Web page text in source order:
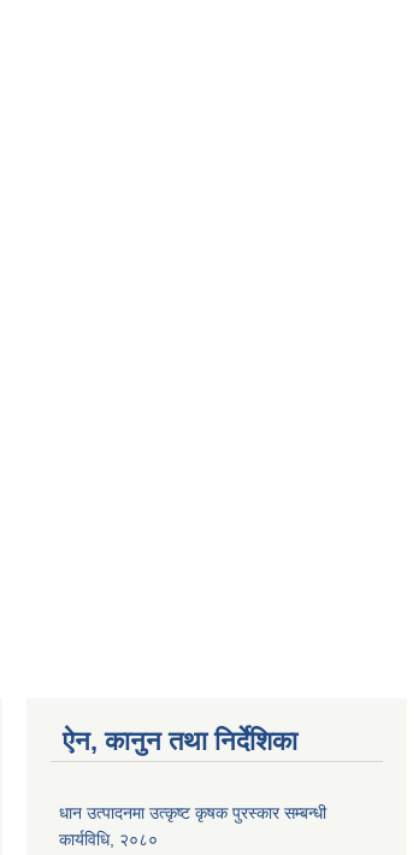
ऐन, कानुन तथा निर्देशिका
धान उत्पादनमा उत्कृष्ट कृषक पुरस्कार सम्बन्धी
कार्यविधि, २०८०